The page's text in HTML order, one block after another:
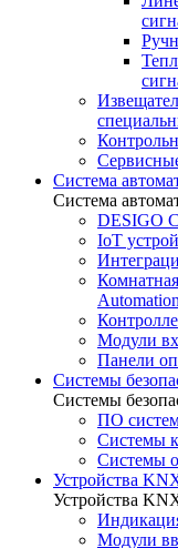
Система
Система
DESIGO
IoT
Модули
Панели
Системы
Системы
ПО систем
Системы
Системы
Устройства
Устройства
Модули